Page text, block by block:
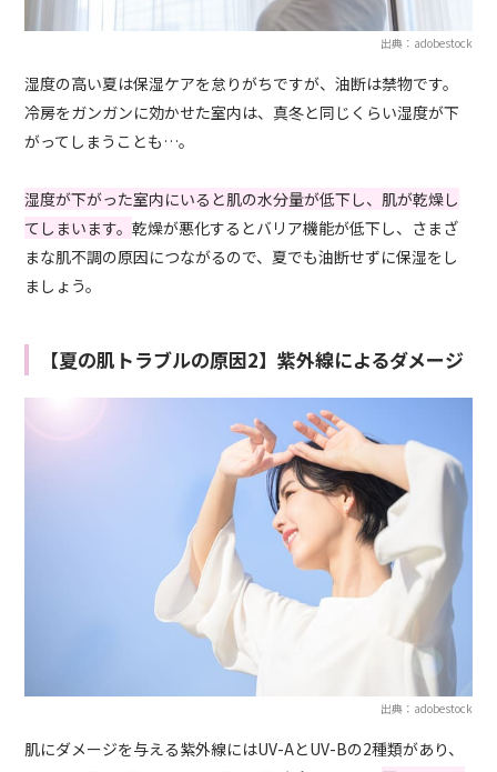
出典：adobestock
湿度の高い夏は保湿ケアを怠りがちですが、油断は禁物です。
冷房をガンガンに効かせた室内は、真冬と同じくらい湿度が下
がってしまうことも…。
湿度が下がった室内にいると肌の水分量が低下し、肌が乾燥し
てしまいます。乾燥が悪化するとバリア機能が低下し、さまざ
まな肌不調の原因につながるので、夏でも油断せずに保湿をし
ましょう。
【夏の肌トラブルの原因2】紫外線によるダメージ
出典：adobestock
肌にダメージを与える紫外線にはUV-AとUV-Bの2種類があり、